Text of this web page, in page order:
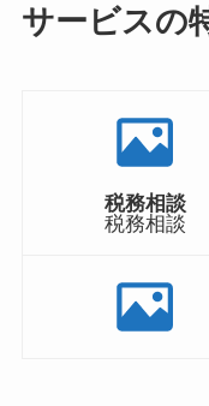
サービスの
税務相談
税務相談